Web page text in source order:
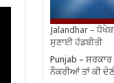
Jalandhar –
ਸੁਣਾਈ ਹੱਡਬੀਤੀ
Punjab –
ਨੌਕਰੀਆਂ ਤਾਂ ਕੀ